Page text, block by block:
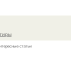
статьи